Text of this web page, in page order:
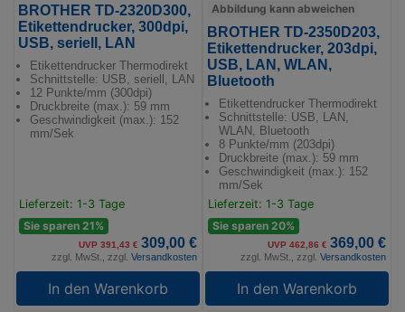
BROTHER TD-2320D300,
Etikettendrucker, 300dpi,
USB, seriell, LAN
Etikettendrucker Thermodirekt
Schnittstelle: USB, seriell, LAN
12 Punkte/mm (300dpi)
Druckbreite (max.): 59 mm
Geschwindigkeit (max.): 152
mm/Sek
Lieferzeit: 1-3 Tage
Sie sparen 21%
UVP 391,43 € 309,00 €
zzgl. MwSt., zzgl. Versandkosten
In den Warenkorb
Abbildung kann abweichen
BROTHER TD-2350D203,
Etikettendrucker, 203dpi,
USB, LAN, WLAN,
Bluetooth
Etikettendrucker Thermodirekt
Schnittstelle: USB, LAN,
WLAN, Bluetooth
8 Punkte/mm (203dpi)
Druckbreite (max.): 59 mm
Geschwindigkeit (max.): 152
mm/Sek
Lieferzeit: 1-3 Tage
Sie sparen 20%
UVP 462,86 € 369,00 €
zzgl. MwSt., zzgl. Versandkosten
In den Warenkorb